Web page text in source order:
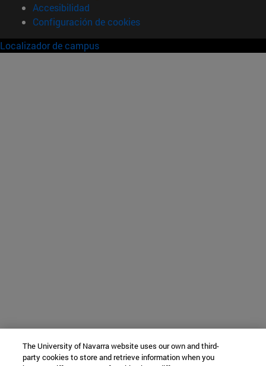
Accesibilidad
Configuración de cookies
Localizador de campus
The University of Navarra website uses our own and third-
party cookies to store and retrieve information when you